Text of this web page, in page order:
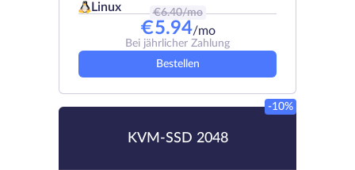
Linux
€6.40/mo
€5.94/mo
Bei jährlicher Zahlung
Bestellen
KVM-SSD 2048
-10%